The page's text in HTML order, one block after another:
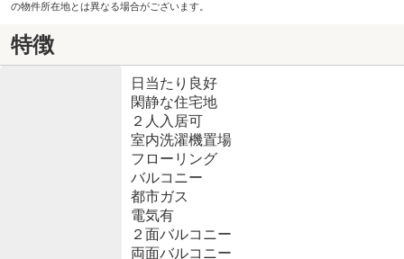
の物件所在地とは異なる場合がございます。
特徴
日当たり良好
閑静な住宅地
２人入居可
室内洗濯機置場
フローリング
バルコニー
都市ガス
電気有
２面バルコニー
両面バルコニー